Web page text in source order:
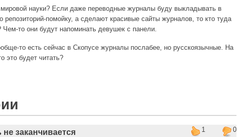
науки? Если даже переводные журналы буду выкладывать в
репозиторий-помойку, а сделают красивые сайты журналов, то кто туда
Чем-то они будут напоминать девушек с панели.
то есть сейчас в Скопусе журналы послабее, но русскоязычные. На
это будет читать?
1 0
заканчивается